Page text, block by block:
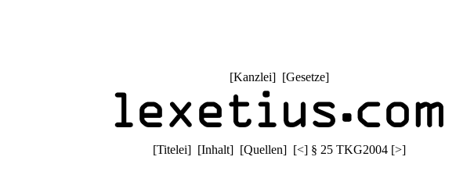
[Kanzlei] [Gesetze]
[Titelei] [Inhalt] [Quellen] [<] § 25 TKG2004 [>]